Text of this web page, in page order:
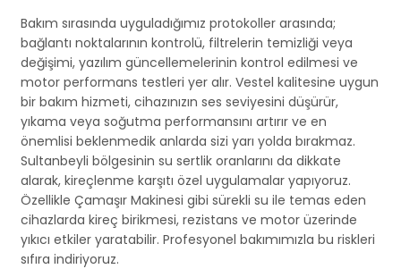
Bakım sırasında uyguladığımız protokoller arasında;
bağlantı noktalarının kontrolü, filtrelerin temizliği veya
değişimi, yazılım güncellemelerinin kontrol edilmesi ve
motor performans testleri yer alır. Vestel kalitesine uygun
bir bakım hizmeti, cihazınızın ses seviyesini düşürür,
yıkama veya soğutma performansını artırır ve en
önemlisi beklenmedik anlarda sizi yarı yolda bırakmaz.
Sultanbeyli bölgesinin su sertlik oranlarını da dikkate
alarak, kireçlenme karşıtı özel uygulamalar yapıyoruz.
Özellikle Çamaşır Makinesi gibi sürekli su ile temas eden
cihazlarda kireç birikmesi, rezistans ve motor üzerinde
yıkıcı etkiler yaratabilir. Profesyonel bakımımızla bu riskleri
sıfıra indiriyoruz.